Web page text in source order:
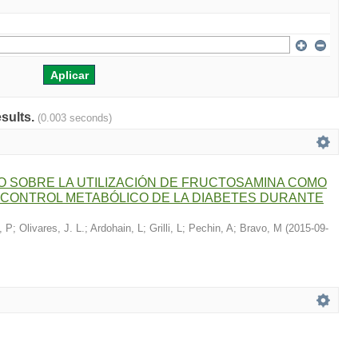
(0.003 seconds)
SOBRE LA UTILIZACIÓN DE FRUCTOSAMINA COMO
METABÓLICO DE LA DIABETES DURANTE
P; Olivares, J. L.; Ardohain, L; Grilli, L; Pechin, A; Bravo, M (2015-09-